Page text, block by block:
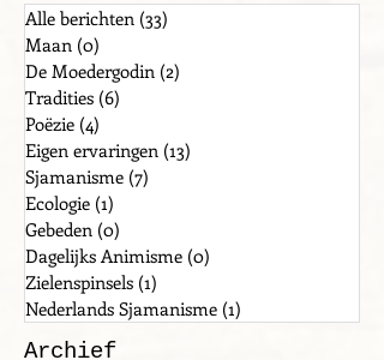
Alle berichten
Maan (0)0 posts
De Moedergodin
Tradities
Poëzie (4)4 posts
Eigen ervaringen
Sjamanisme
Ecologie (1)1 post
Gebeden (0)0 posts
Dagelijks Animisme
Zielenspinsels (1)1 post
Nederlands Sjamanisme